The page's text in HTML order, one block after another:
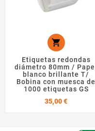

Etiquetas redondas
diámetro 80mm / Papel
blanco brillante T/
Bobina con muesca de
1000 etiquetas GS
35,00 €Precio